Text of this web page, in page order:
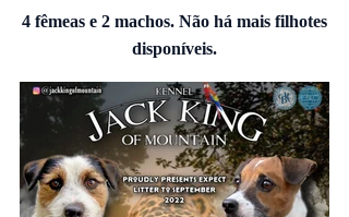
4 fêmeas e 2 machos. Não há mais filhotes
disponíveis.